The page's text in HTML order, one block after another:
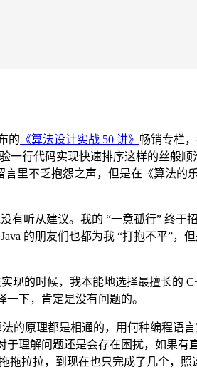
的 《算法设计实战 50 讲》 畅销专栏
一行代码实现快速排序这样的丝般顺
言里不乏抱怨之声，但是在《算法的
有听从建议。我的 “一意孤行” 终于
的朋友们也都为我 “打抱不平”，但
现的时候，我本能地选择最擅长的
下，肯定是没有问题的。
的原理都是相通的，用何种编程语
理解问题还是会存在困扰，如果有
拖拉拉，到现在也只完成了几个，照